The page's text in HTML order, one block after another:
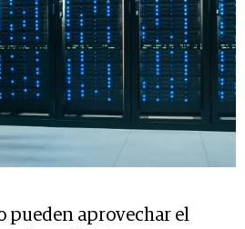
pueden aprovechar el